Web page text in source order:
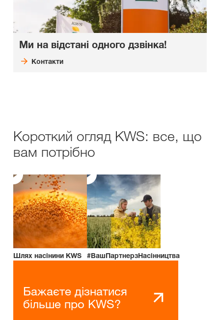
Ми на відстані одного дзвінка!
Контакти
Короткий огляд KWS: все, що
вам потрібно
Шлях насінини KWS #ВашПартнерзНасінництва
Бажаєте дізнатися
більше про KWS?